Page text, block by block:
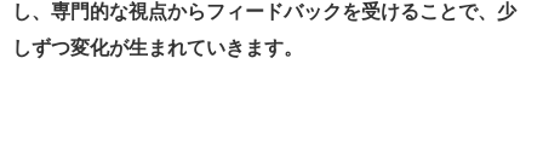
し、専門的な視点からフィードバックを受けることで、少
しずつ変化が生まれていきます。